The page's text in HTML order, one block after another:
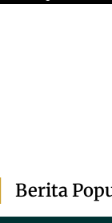
Berita